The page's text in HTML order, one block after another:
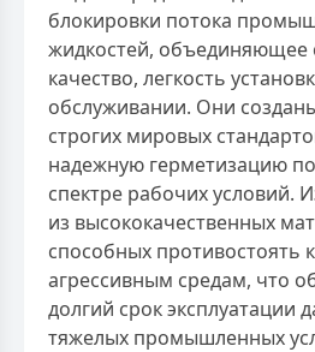
блокировки потока
жидкостей, объединяющее
качество, легкость
обслуживании. Они
строгих мировых
надежную герметизацию
спектре рабочих условий.
из высококачественных
способных противостоять
агрессивным средам, что
долгий срок эксплуатации
тяжелых промышленных